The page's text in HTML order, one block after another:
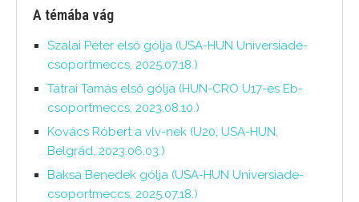
A témába vág
Szalai Péter első gólja (USA-HUN Universiade-
csoportmeccs, 2025.07.18.)
Tátrai Tamás első gólja (HUN-CRO U17-es Eb-
csoportmeccs, 2023.08.10.)
Kovács Róbert a vlv-nek (U20, USA-HUN,
Belgrád, 2023.06.03.)
Baksa Benedek gólja (USA-HUN Universiade-
csoportmeccs, 2025.07.18.)